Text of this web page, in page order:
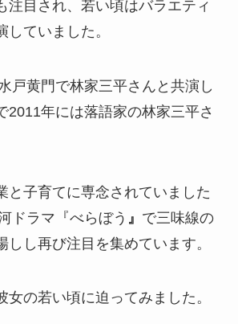
注目され、若い頃はバラエティ
ていました。
戸黄門で林家三平さんと共演し
2011年には落語家の林家三平さ
と子育てに専念されていました
ドラマ『べらぼう 』 で三味線の
しし再び注目を集めています。
女の若い頃に迫ってみました。